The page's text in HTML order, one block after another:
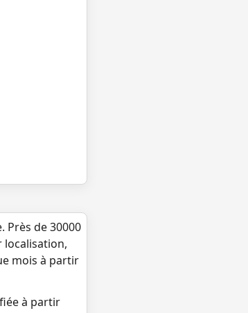
de 30000
localisation,
mois à partir
à partir